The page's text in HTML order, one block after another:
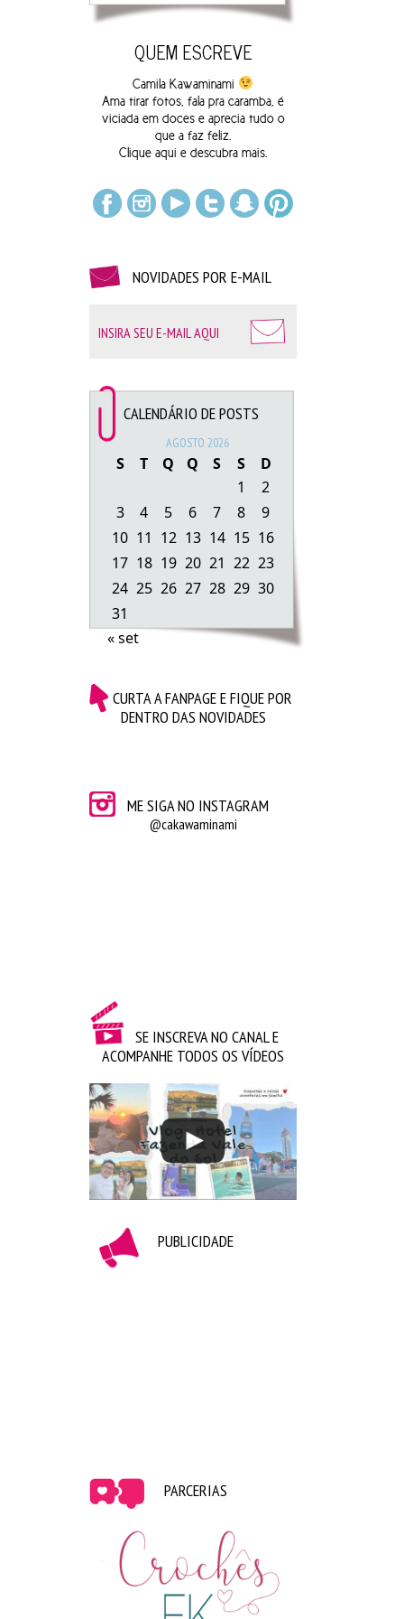
O evento aconteceu no Expo Center Norte, que é
gigaaante. Cheguei lá em torno das 10h30 e não
eu imaginei que ficaria lotado (e ficou). Foi um
aperto, uma longa espera pra conseguir tirar uma
Ela é exatamente como mostra nos vídeos, um amor
de pessoa. Fiquei até sem saber o que falar quando
chegou a minha vez kkkkk.
QUEM ESCREVE
Camila Kawaminami
Ama tirar fotos, fala pra caramba, é
viciada em doces e aprecia tudo o
que a faz feliz.
Clique aqui e descubra mais.
NOVIDADES POR E-MAIL
CALENDÁRIO DE POSTS
AGOSTO 2026
S T Q Q S S
D
1
2
3
4 5 6 7 8
9
10 11 12 13 14 15 16
17 18 19 20 21 22 23
24 25 26 27 28 29 30
31
« set
CURTA A FANPAGE E FIQUE POR
DENTRO DAS NOVIDADES
ME SIGA NO INSTAGRAM
@cakawaminami
SE INSCREVA NO CANAL E
ACOMPANHE TODOS OS VÍDEOS
PUBLICIDADE
PARCERIAS